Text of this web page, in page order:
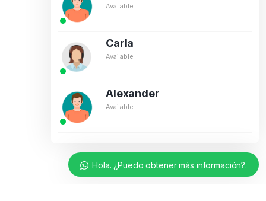
Available
Carla
Available
Alexander
Available
Hola. ¿Puedo obtener más información?.